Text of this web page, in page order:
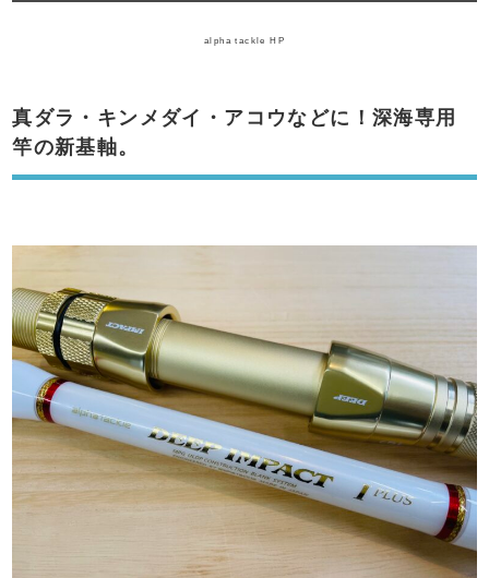
alpha tackle HP
真ダラ・キンメダイ・アコウなどに！深海専用
竿の新基軸。